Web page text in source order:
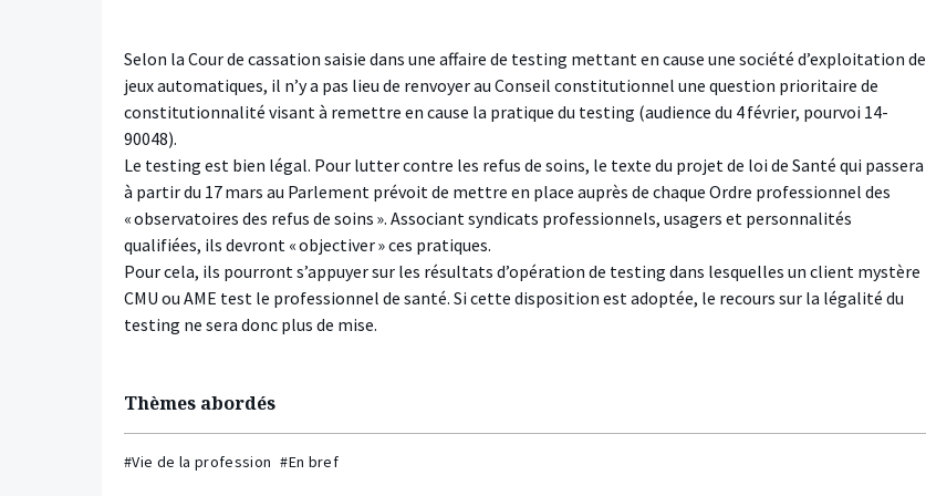
Selon la Cour de cassation saisie dans une affaire de testing mettant en cause une société d’exploitation de
jeux automatiques, il n’y a pas lieu de renvoyer au Conseil constitutionnel une question prioritaire de
constitutionnalité visant à remettre en cause la pratique du testing (audience du 4 février, pourvoi 14-
90048).
Le testing est bien légal. Pour lutter contre les refus de soins, le texte du projet de loi de Santé qui passera
à partir du 17 mars au Parlement prévoit de mettre en place auprès de chaque Ordre professionnel des
« observatoires des refus de soins ». Associant syndicats professionnels, usagers et personnalités
qualifiées, ils devront « objectiver » ces pratiques.
Pour cela, ils pourront s’appuyer sur les résultats d’opération de testing dans lesquelles un client mystère
CMU ou AME test le professionnel de santé. Si cette disposition est adoptée, le recours sur la légalité du
testing ne sera donc plus de mise.
Thèmes abordés
#Vie de la profession #En bref